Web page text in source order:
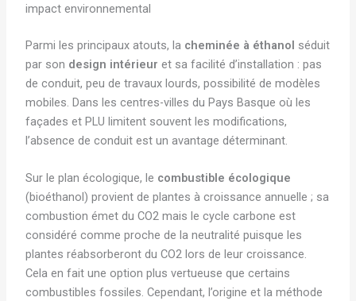
impact environnemental
Parmi les principaux atouts, la cheminée à éthanol séduit
par son design intérieur et sa facilité d’installation : pas
de conduit, peu de travaux lourds, possibilité de modèles
mobiles. Dans les centres-villes du Pays Basque où les
façades et PLU limitent souvent les modifications,
l’absence de conduit est un avantage déterminant.
Sur le plan écologique, le combustible écologique
(bioéthanol) provient de plantes à croissance annuelle ; sa
combustion émet du CO2 mais le cycle carbone est
considéré comme proche de la neutralité puisque les
plantes réabsorberont du CO2 lors de leur croissance.
Cela en fait une option plus vertueuse que certains
combustibles fossiles. Cependant, l’origine et la méthode